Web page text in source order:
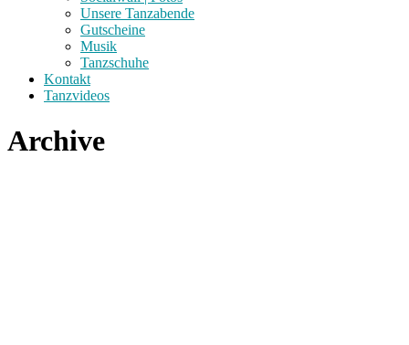
Unsere Tanzabende
Gutscheine
Musik
Tanzschuhe
Kontakt
Tanzvideos
Archive